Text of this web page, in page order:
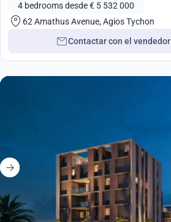
4 bedrooms desde € 5 532 000
62 Amathus Avenue, Agios Tychon
Contactar con el vendedor